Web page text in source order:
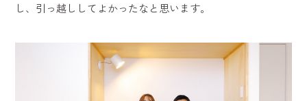
し、引っ越ししてよかったなと思います。